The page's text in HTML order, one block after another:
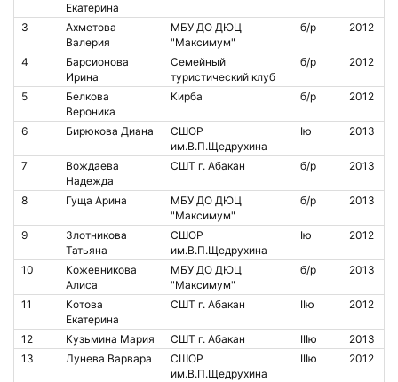
Екатерина
3
Ахметова
Валерия
МБУ ДО ДЮЦ
"Максимум"
б/р 2012
4
Барсионова
Ирина
Семейный
туристический клуб
б/р 2012
5
Белкова
Вероника
Кирба б/р 2012
6 Бирюкова Диана
СШОР
им.В.П.Щедрухина
Iю 2013
7
Вождаева
Надежда
СШТ г. Абакан б/р 2013
8 Гуща Арина
МБУ ДО ДЮЦ
"Максимум"
б/р 2013
9
Злотникова
Татьяна
СШОР
им.В.П.Щедрухина
Iю 2012
10
Кожевникова
Алиса
МБУ ДО ДЮЦ
"Максимум"
б/р 2013
11
Котова
Екатерина
СШТ г. Абакан IIю 2012
12 Кузьмина Мария СШТ г. Абакан IIIю
2013
13
Лунева Варвара
СШОР
им.В.П.Щедрухина
IIIю 2012